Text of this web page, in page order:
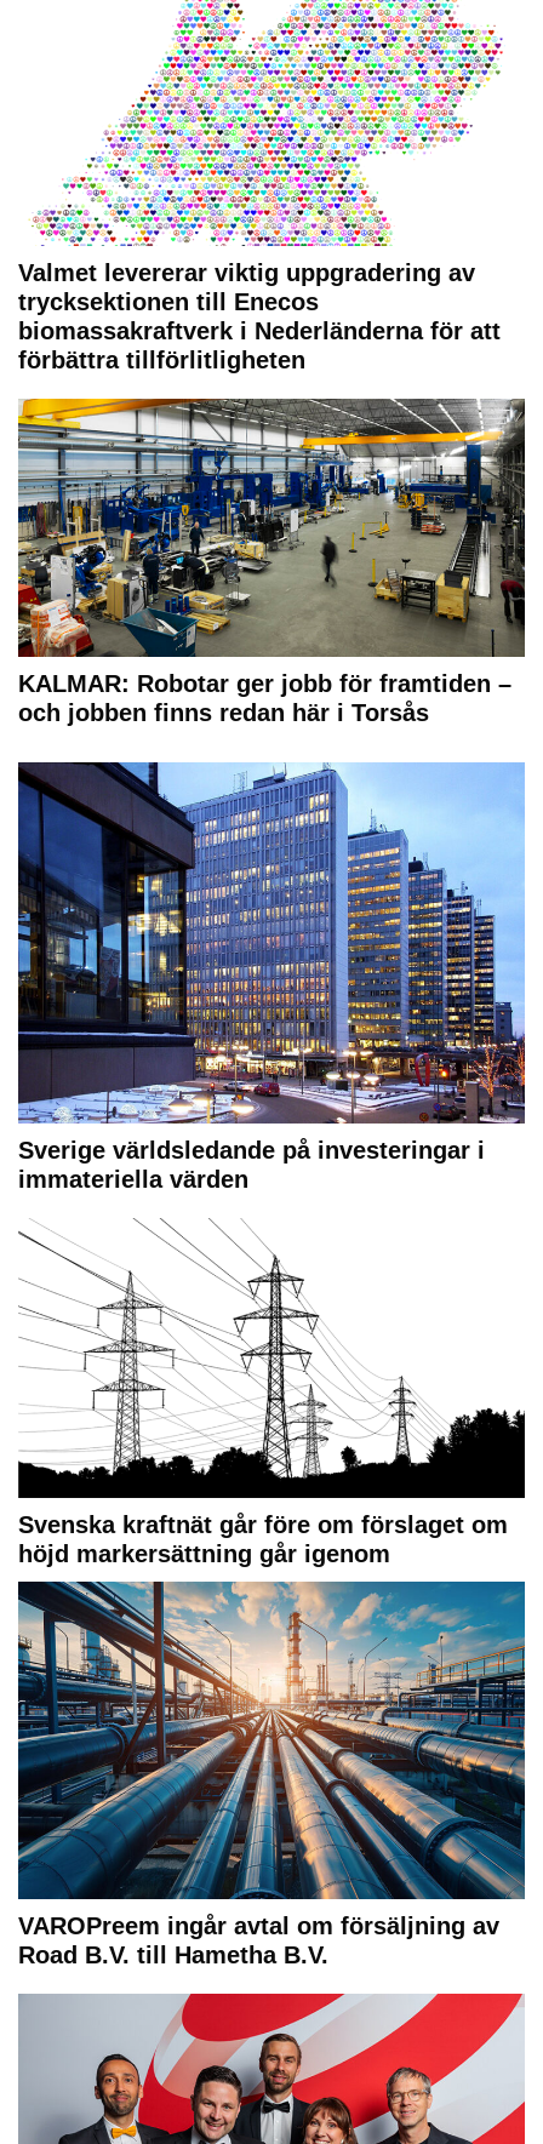
Valmet levererar viktig uppgradering av
trycksektionen till Enecos
biomassakraftverk i Nederländerna för att
förbättra tillförlitligheten
KALMAR: Robotar ger jobb för framtiden –
och jobben finns redan här i Torsås
Sverige världsledande på investeringar i
immateriella värden
Svenska kraftnät går före om förslaget om
höjd markersättning går igenom
VAROPreem ingår avtal om försäljning av
Road B.V. till Hametha B.V.